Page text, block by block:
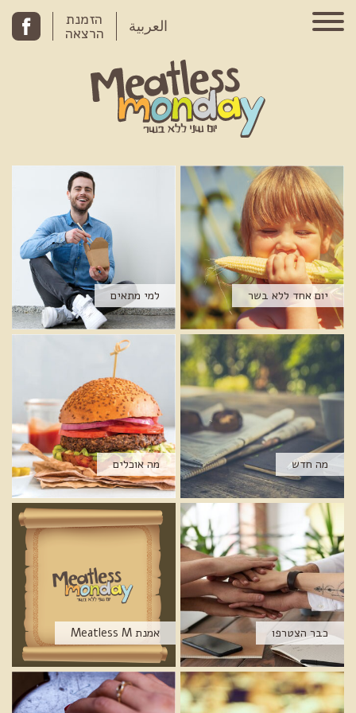
Skip to content
العربية הזמנת
הרצאה
יום אחד ללא בשר למי מתאים
מה חדש מה אוכלים
כבר הצטרפו אמנת Meatless M